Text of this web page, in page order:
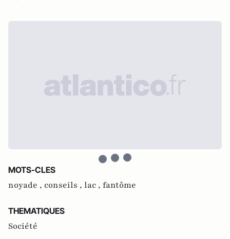
MOTS-CLES
noyade , conseils , lac , fantôme
THEMATIQUES
Société